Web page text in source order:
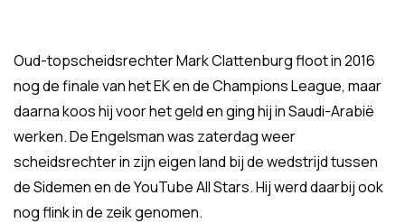
Oud-topscheidsrechter Mark Clattenburg floot in 2016
nog de finale van het EK en de Champions League, maar
daarna koos hij voor het geld en ging hij in Saudi-Arabië
werken. De Engelsman was zaterdag weer
scheidsrechter in zijn eigen land bij de wedstrijd tussen
de Sidemen en de YouTube All Stars. Hij werd daarbij ook
nog flink in de zeik genomen.